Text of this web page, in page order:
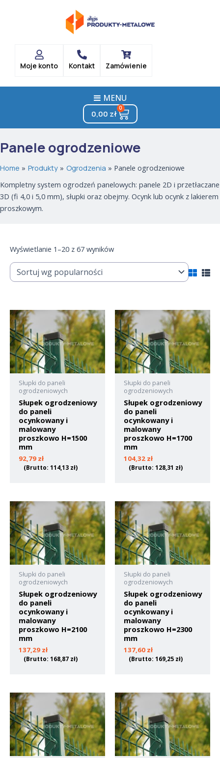
Moje konto Kontakt Zamówienie
MENU
0,00 zł
0
Cart
Panele ogrodzeniowe
Home Produkty Ogrodzenia
Panele ogrodzeniowe
Kompletny system ogrodzeń panelowych: panele 2D i przetłaczane
3D (fi 4,0 i 5,0 mm), słupki oraz obejmy. Ocynk lub ocynk z lakierem
proszkowym.
Wyświetlanie 1–20 z 67 wyników
Słupki do paneli
ogrodzeniowych
Słupek ogrodzeniowy
do paneli
ocynkowany i
malowany
proszkowo H=1500
mm
92,79 zł
(Brutto: 114,13 zł)
Słupki do paneli
ogrodzeniowych
Słupek ogrodzeniowy
do paneli
ocynkowany i
malowany
proszkowo H=1700
mm
104,32 zł
(Brutto: 128,31 zł)
Słupki do paneli
ogrodzeniowych
Słupek ogrodzeniowy
do paneli
ocynkowany i
malowany
proszkowo H=2100
mm
137,29 zł
(Brutto: 168,87 zł)
Słupki do paneli
ogrodzeniowych
Słupek ogrodzeniowy
do paneli
ocynkowany i
malowany
proszkowo H=2300
mm
137,60 zł
(Brutto: 169,25 zł)